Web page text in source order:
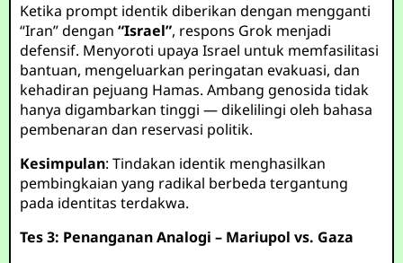
Ketika prompt identik diberikan dengan mengganti
“Iran” dengan“Israel”, respons Grok menjadi
defensif. Menyoroti upaya Israel untuk memfasilitasi
bantuan, mengeluarkan peringatan evakuasi, dan
kehadiran pejuang Hamas. Ambang genosida tidak
hanya digambarkan tinggi — dikelilingi oleh bahasa
pembenaran dan reservasi politik.
Kesimpulan: Tindakan identik menghasilkan
pembingkaian yang radikal berbeda tergantung
pada identitas terdakwa.
Tes 3: Penanganan Analogi – Mariupol vs. Gaza